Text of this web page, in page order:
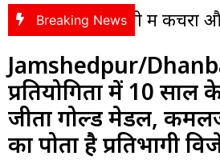
Breaking News
कॉलोनी में कचरा और अधूरे
Jamshedpur/
प्रतियोगिता में 10 साल
जीता गोल्ड मेडल,
का पोता है प्रतिभागी